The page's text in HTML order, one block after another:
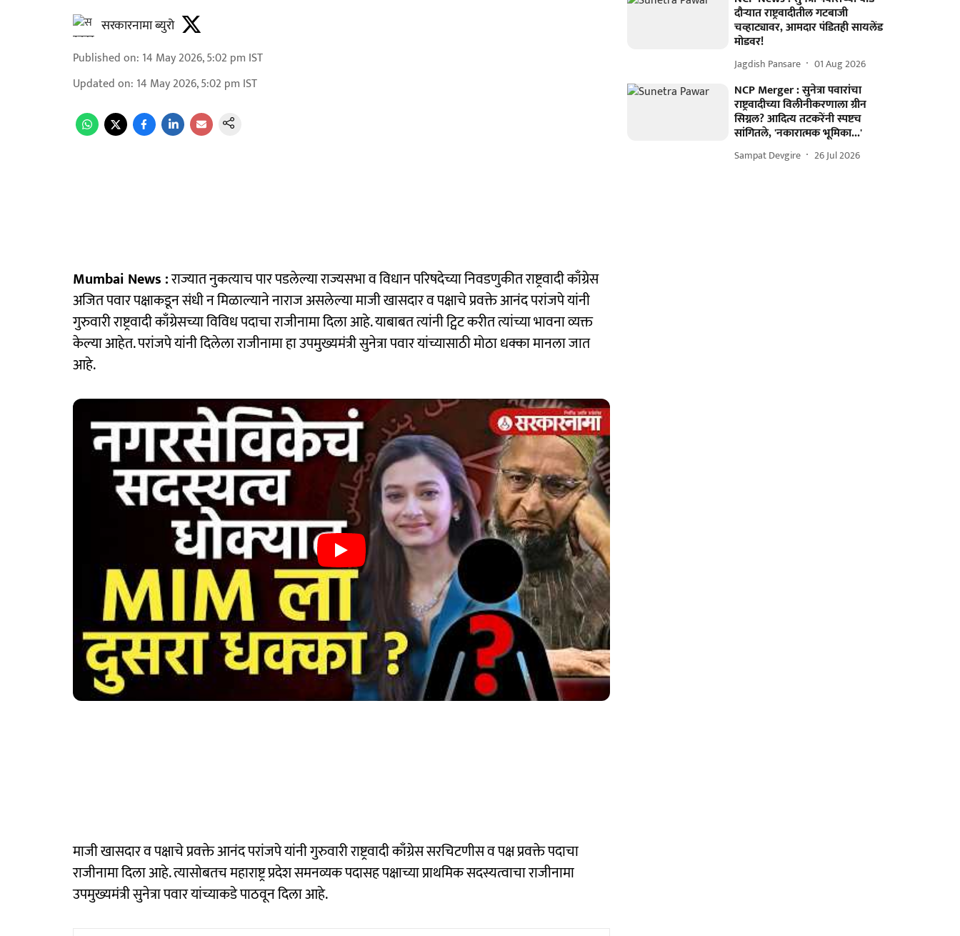
सरकारनामा ब्युरो
Published on: 14 May 2026, 5:02 pm IST
Updated on: 14 May 2026, 5:02 pm IST
Mumbai News :राज्यात नुकत्याच पार पडलेल्या राज्यसभा व विधान परिषदेच्या निवडणुकीत राष्ट्रवादी काँग्रेस
अजित पवार पक्षाकडून संधी न मिळाल्याने नाराज असलेल्या माजी खासदार व पक्षाचे प्रवक्ते आनंद परांजपे यांनी
गुरुवारी राष्ट्रवादी काँग्रेसच्या विविध पदाचा राजीनामा दिला आहे. याबाबत त्यांनी ट्विट करीत त्यांच्या भावना व्यक्त
केल्या आहेत. परांजपे यांनी दिलेला राजीनामा हा उपमुख्यमंत्री सुनेत्रा पवार यांच्यासाठी मोठा धक्का मानला जात
आहे.
माजी खासदार व पक्षाचे प्रवक्ते आनंद परांजपे यांनी गुरुवारी राष्ट्रवादी काँग्रेस सरचिटणीस व पक्ष प्रवक्ते पदाचा
राजीनामा दिला आहे. त्यासोबतच महाराष्ट्र प्रदेश समनव्यक पदासह पक्षाच्या प्राथमिक सदस्यत्वाचा राजीनामा
उपमुख्यमंत्री सुनेत्रा पवार यांच्याकडे पाठवून दिला आहे.
दौर्‍यात राष्ट्रवादीतील गटबाजी
चव्हाट्यावर, आमदार पंडितही सायलेंड
मोडवर!
Jagdish Pansare 01 Aug 2026
NCP Merger : सुनेत्रा पवारांचा
राष्ट्रवादीच्या विलीनीकरणाला ग्रीन
सिग्नल? आदित्य तटकरेंनी स्पष्टच
सांगितले, 'नकारात्मक भूमिका...'
Sampat Devgire 26 Jul 2026